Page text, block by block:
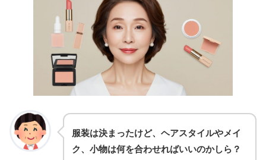
服装は決まったけど、ヘアスタイルやメイ
ク、小物は何を合わせればいいのかしら？